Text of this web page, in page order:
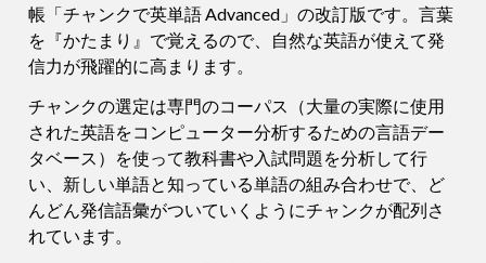
帳「チャンクで英単語 Advanced」の改訂版です。言葉
を『かたまり』で覚えるので、自然な英語が使えて発
信力が飛躍的に高まります。
チャンクの選定は専門のコーパス（大量の実際に使用
された英語をコンピューター分析するための言語デー
タベース）を使って教科書や入試問題を分析して行
い、新しい単語と知っている単語の組み合わせで、ど
んどん発信語彙がついていくようにチャンクが配列さ
れています。